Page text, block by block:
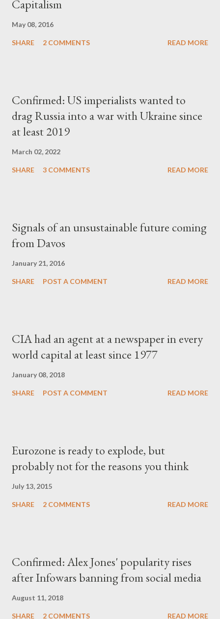
Capitalism
May 08, 2016
SHARE 2 COMMENTS READ MORE
Confirmed: US imperialists wanted to
drag Russia into a war with Ukraine since
at least 2019
March 02, 2022
SHARE 3 COMMENTS READ MORE
Signals of an unsustainable future coming
from Davos
January 21, 2016
SHARE POST A COMMENT READ MORE
CIA had an agent at a newspaper in every
world capital at least since 1977
January 08, 2018
SHARE POST A COMMENT READ MORE
Eurozone is ready to explode, but
probably not for the reasons you think
July 13, 2015
SHARE 2 COMMENTS READ MORE
Confirmed: Alex Jones' popularity rises
after Infowars banning from social media
August 11, 2018
SHARE 2 COMMENTS READ MORE